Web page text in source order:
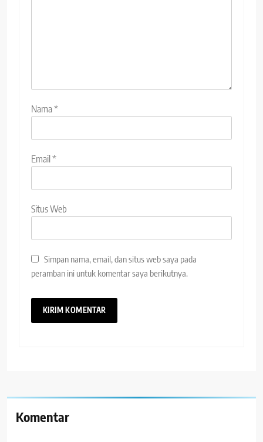
Nama*
Email *
Situs Web
Simpan nama, email, dan situs web saya pada
peramban ini untuk komentar saya berikutnya.
Komentar